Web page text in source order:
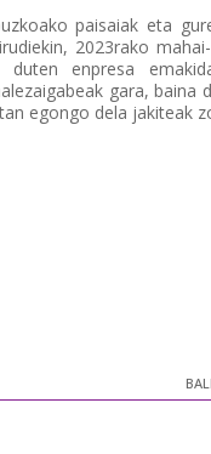
paisaiak eta
2023rako
enpresa
gara, baina
egongo dela jakiteak